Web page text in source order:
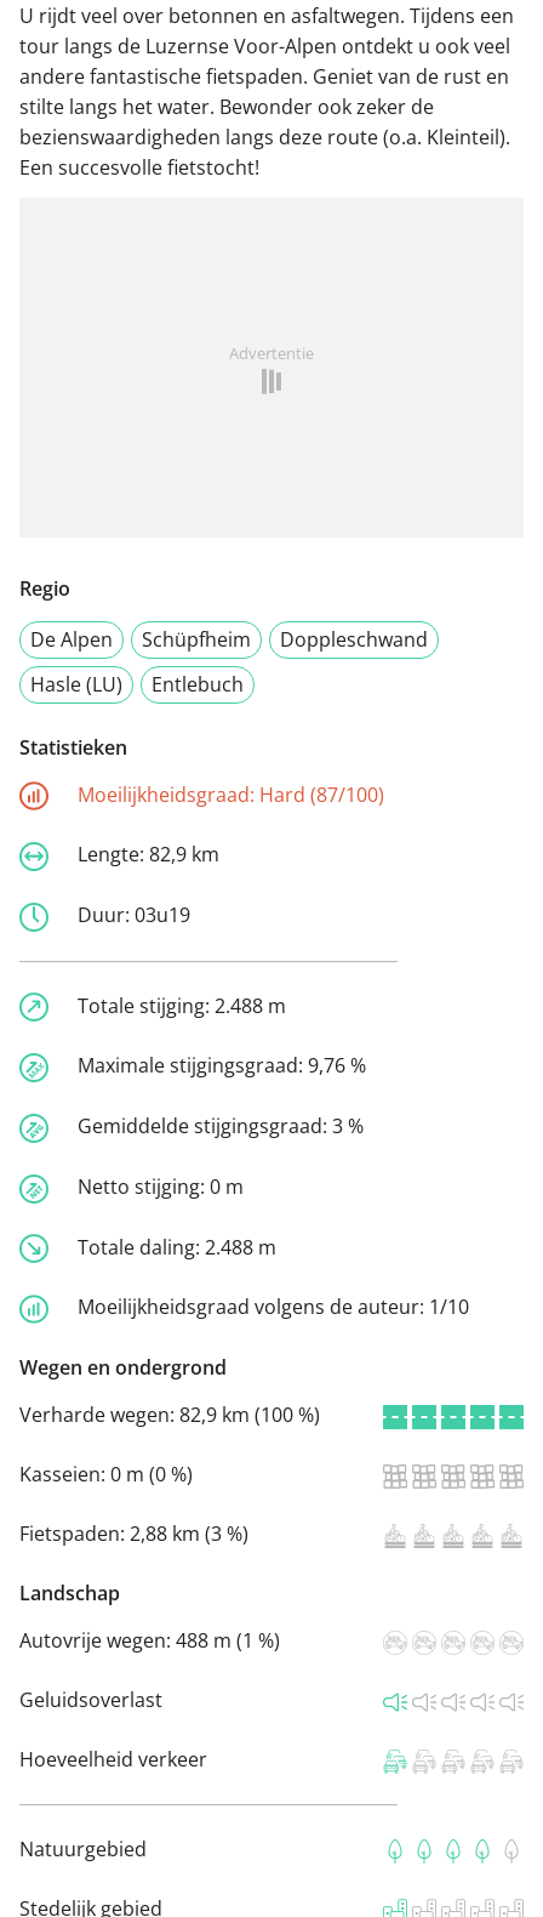
U rijdt veel over betonnen en asfaltwegen. Tijdens een
tour langs de Luzernse Voor-Alpen ontdekt u ook veel
andere fantastische fietspaden. Geniet van de rust en
stilte langs het water. Bewonder ook zeker de
bezienswaardigheden langs deze route (o.a. Kleinteil).
Een succesvolle fietstocht!
Advertentie
Regio
De Alpen
Schüpfheim
Doppleschwand
Hasle (LU)
Entlebuch
Statistieken
Moeilijkheidsgraad: Hard (87/100)
Lengte: 82,9 km
Duur: 03u19
Totale stijging: 2.488 m
Maximale stijgingsgraad: 9,76 %
Gemiddelde stijgingsgraad: 3 %
Netto stijging: 0 m
Totale daling: 2.488 m
Moeilijkheidsgraad volgens de auteur: 1/10
Wegen en ondergrond
Verharde wegen: 82,9 km (100 %)
Kasseien: 0 m (0 %)
Fietspaden: 2,88 km (3 %)
Landschap
Autovrije wegen: 488 m (1 %)
Geluidsoverlast
Hoeveelheid verkeer
Natuurgebied
Stedelijk gebied